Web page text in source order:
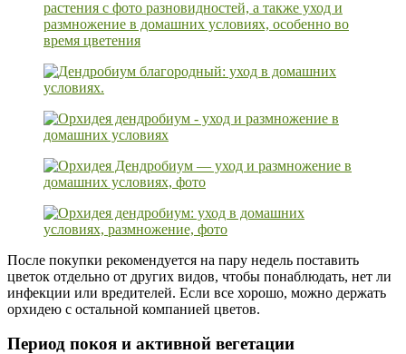
После покупки рекомендуется на пару недель поставить
цветок отдельно от других видов, чтобы понаблюдать, нет ли
инфекции или вредителей. Если все хорошо, можно держать
орхидею с остальной компанией цветов.
Период покоя и активной вегетации